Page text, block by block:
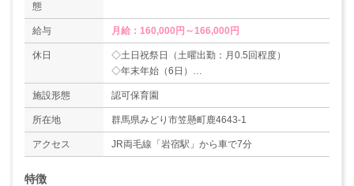
態
給与 月給：160,000円～166,000円
休日
◇土日祝祭日（土曜出勤：月0.5回程度）
◇年末年始（6日）
◇産休・育休あり
◇介護休暇あり
施設形態 認可保育園
所在地 群馬県みどり市笠懸町鹿4643-1
アクセス JR両毛線「岩宿駅」から車で7分
特徴